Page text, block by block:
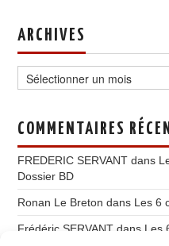
ARCHIVES
COMMENTAIRES
FREDERIC SERVANT dans
Dossier BD
Ronan Le Breton dans Les 6
Frédéric SERVANT dans Les